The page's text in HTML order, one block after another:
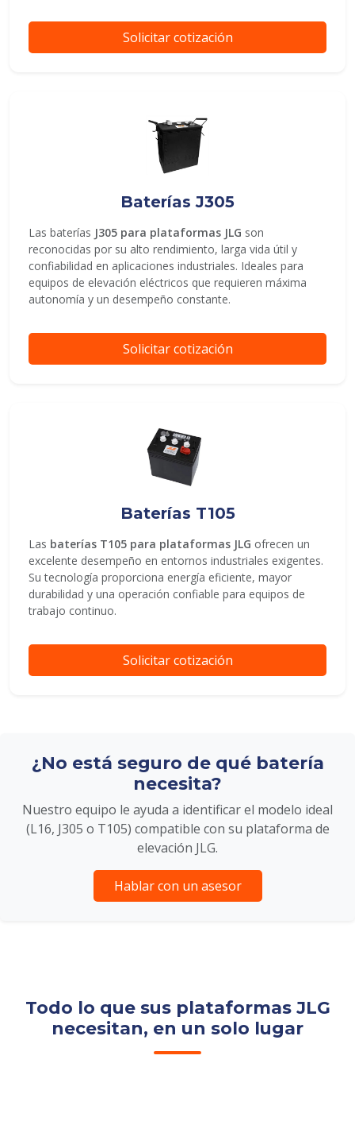
Solicitar cotización
Baterías J305
Las baterías J305 para plataformas JLG son
reconocidas por su alto rendimiento, larga vida útil y
confiabilidad en aplicaciones industriales. Ideales para
equipos de elevación eléctricos que requieren máxima
autonomía y un desempeño constante.
Solicitar cotización
Baterías T105
Las baterías T105 para plataformas JLG ofrecen un
excelente desempeño en entornos industriales exigentes.
Su tecnología proporciona energía eficiente, mayor
durabilidad y una operación confiable para equipos de
trabajo continuo.
Solicitar cotización
¿No está seguro de qué batería
necesita?
Nuestro equipo le ayuda a identificar el modelo ideal
(L16, J305 o T105) compatible con su plataforma de
elevación JLG.
Hablar con un asesor
Todo lo que sus plataformas JLG
necesitan, en un solo lugar